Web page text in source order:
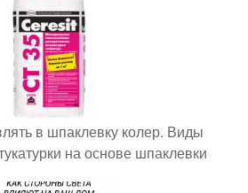
в шпаклевку колер. Виды
на основе шпаклевки